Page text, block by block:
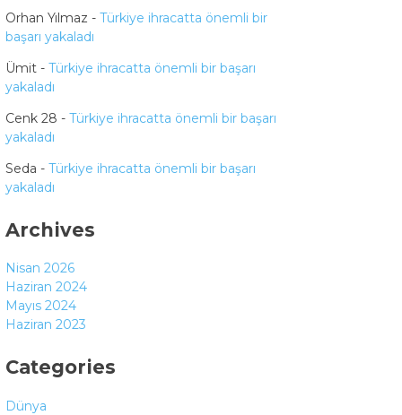
Orhan Yılmaz - Türkiye ihracatta önemli bir
başarı yakaladı
Ümit - Türkiye ihracatta önemli bir başarı
yakaladı
Cenk 28 - Türkiye ihracatta önemli bir başarı
yakaladı
Seda - Türkiye ihracatta önemli bir başarı
yakaladı
Archives
Nisan 2026
Haziran 2024
Mayıs 2024
Haziran 2023
Categories
Dünya